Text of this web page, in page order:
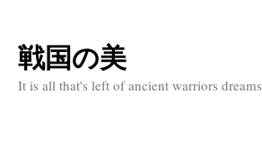
コ
ン
戦国の美
It is all that's left of ancient warriors dreams